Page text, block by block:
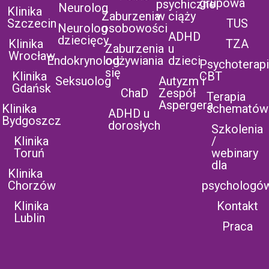
Klinika
Szczecin
Klinika
Wrocław
Klinika
Gdańsk
Klinika
Bydgoszcz
Klinika
Toruń
Klinika
Chorzów
Klinika
Lublin
Neurolog
Neurolog
dziecięcy
Endokrynolog
Seksuolog
Zaburzenia
osobowości
Zaburzenia
odżywiania
się
ChaD
ADHD u
dorosłych
psychiczne
w ciąży
ADHD
u
dzieci
Autyzm i
Zespół
Aspergera
grupowa
TUS
TZA
CBT
Terapia
schematów
Szkolenia
/
webinary
dla
Kontakt
Praca